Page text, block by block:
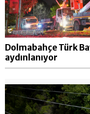
Dolmabahçe Türk
aydınlanıyor